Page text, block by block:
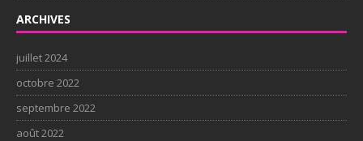
ARCHIVES
juillet 2024
octobre 2022
septembre 2022
août 2022